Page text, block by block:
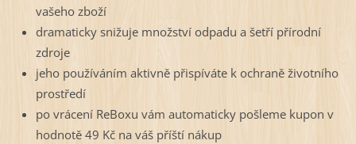
vašeho zboží
dramaticky snižuje množství odpadu a šetří přírodní
zdroje
jeho používáním aktivně přispíváte k ochraně životního
prostředí
po vrácení ReBoxu vám automaticky pošleme kupon v
hodnotě 49 Kč na váš příští nákup